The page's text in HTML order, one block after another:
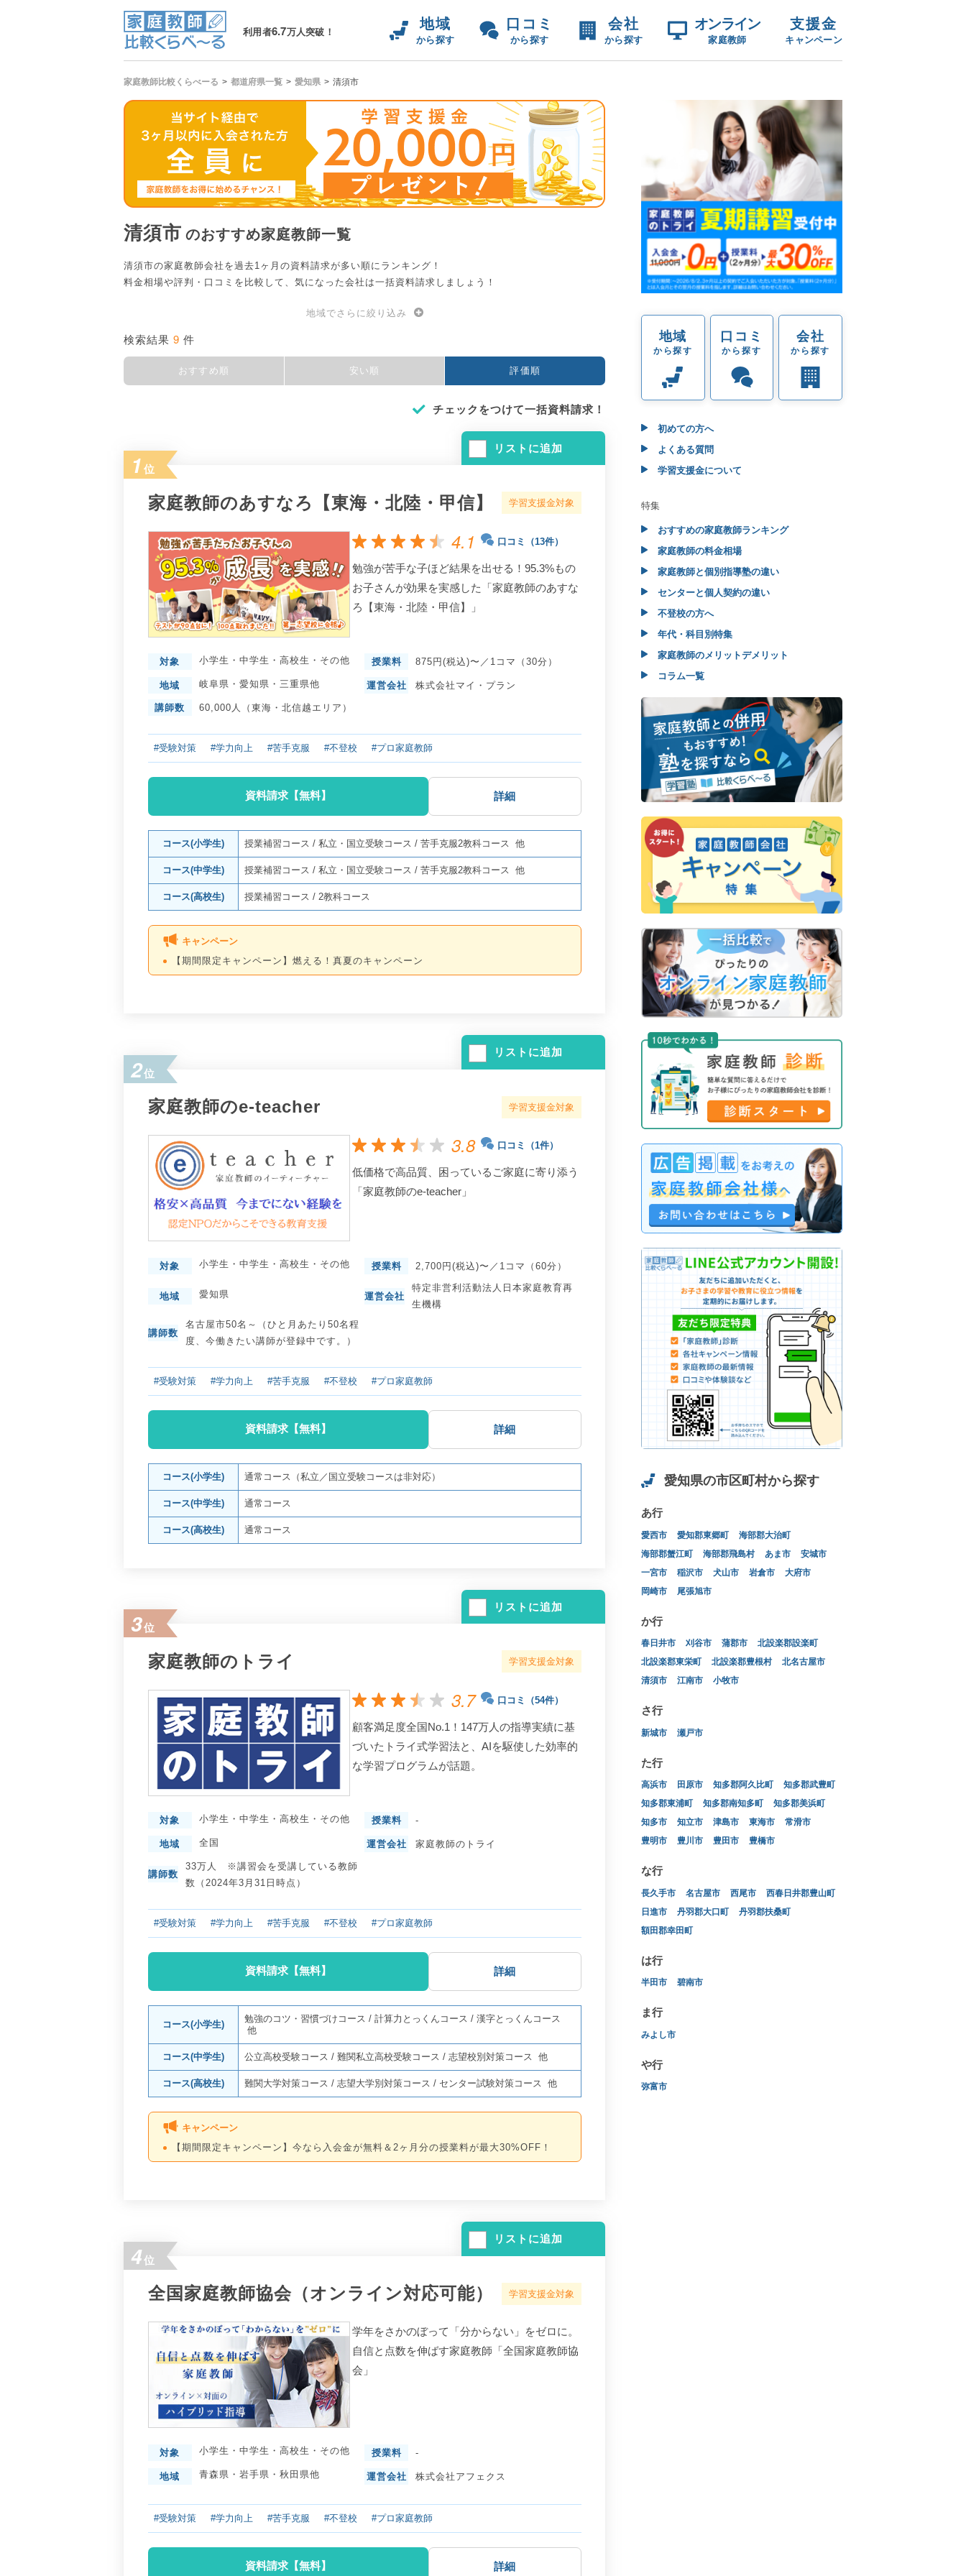
利用者6.7万人突破！
地域
から探す
口コミ
から探す
会社
から探す
オンライン
家庭教師
支援金
キャンペーン
家庭教師比較くらべーる 都道府県一覧 愛知県 清須市
清須市 のおすすめ家庭教師一覧
清須市の家庭教師会社を過去1ヶ月の資料請求が多い順にランキング！
料金相場や評判・口コミを比較して、気になった会社は一括資料請求しましょう！
地域でさらに絞り込み
検索結果 9 件
おすすめ順 安い順 評価順
チェックをつけて一括資料請求！
リストに追加
1 位
家庭教師のあすなろ【東海・北陸・甲信】 学習支援金対象
4.1 口コミ（13件）
勉強が苦手な子ほど結果を出せる！95.3%もの
お子さんが効果を実感した「家庭教師のあすな
ろ【東海・北陸・甲信】」
対象 小学生 ・ 中学生 ・ 高校生 ・ その他 授業料 875円(税込)〜／1コマ（30分）
地域 岐阜県 ・ 愛知県 ・ 三重県他 運営会社 株式会社マイ・プラン
講師数 60,000人（東海・北信越エリア）
#受験対策 #学力向上 #苦手克服 #不登校 #プロ家庭教師
資料請求【無料】 詳細
コース(小学生) 授業補習コース /私立・国立受験コース /苦手克服2教科コース 他
コース(中学生) 授業補習コース /私立・国立受験コース /苦手克服2教科コース 他
コース(高校生) 授業補習コース /2教科コース
キャンペーン
【期間限定キャンペーン】燃える！真夏のキャンペーン
リストに追加
2位
家庭教師のe-teacher 学習支援金対象
3.8 口コミ（1件）
低価格で高品質、困っているご家庭に寄り添う
「家庭教師のe-teacher」
対象 小学生 ・ 中学生 ・ 高校生 ・ その他 授業料 2,700円(税込)〜／1コマ（60分）
地域 愛知県 運営会社
特定非営利活動法人日本家庭教育再
生機構
講師数
名古屋市50名～（ひと月あたり50名程
度、今働きたい講師が登録中です。）
#受験対策 #学力向上 #苦手克服 #不登校 #プロ家庭教師
資料請求【無料】 詳細
コース(小学生) 通常コース（私立／国立受験コースは非対応）
コース(中学生) 通常コース
コース(高校生) 通常コース
リストに追加
3位
家庭教師のトライ 学習支援金対象
3.7 口コミ（54件）
顧客満足度全国No.1！147万人の指導実績に基
づいたトライ式学習法と、AIを駆使した効率的
な学習プログラムが話題。
対象 小学生 ・ 中学生 ・ 高校生 ・ その他 授業料 -
地域 全国 運営会社 家庭教師のトライ
講師数
33万人 ※講習会を受講している教師
数（2024年3月31日時点）
#受験対策 #学力向上 #苦手克服 #不登校 #プロ家庭教師
資料請求【無料】 詳細
コース(小学生)
勉強のコツ・習慣づけコース /計算力とっくんコース /漢字とっくんコース
他
コース(中学生) 公立高校受験コース /難関私立高校受験コース /志望校別対策コース 他
コース(高校生) 難関大学対策コース /志望大学別対策コース /センター試験対策コース 他
キャンペーン
【期間限定キャンペーン】今なら入会金が無料＆2ヶ月分の授業料が最大30%OFF！
リストに追加
4位
全国家庭教師協会（オンライン対応可能） 学習支援金対象
学年をさかのぼって「分からない」をゼロに。
自信と点数を伸ばす家庭教師「全国家庭教師協
会」
対象 小学生 ・ 中学生 ・ 高校生 ・ その他 授業料 -
地域 青森県 ・ 岩手県 ・ 秋田県他 運営会社 株式会社アフェクス
#受験対策 #学力向上 #苦手克服 #不登校 #プロ家庭教師
資料請求【無料】 詳細
地域
から探す
口コミ
から探す
会社
から探す
初めての方へ
よくある質問
学習支援金について
特集
おすすめの家庭教師ランキング
家庭教師の料金相場
家庭教師と個別指導塾の違い
センターと個人契約の違い
不登校の方へ
年代・科目別特集
家庭教師のメリットデメリット
コラム一覧
愛知県の市区町村から探す
あ行
愛西市 愛知郡東郷町
海部郡大治町
海部郡蟹江町
海部郡飛島村 あま市
安城市
一宮市
稲沢市 犬山市 岩倉市
大府市
岡崎市
尾張旭市
か行
春日井市 刈谷市 蒲郡市
北設楽郡設楽町
北設楽郡東栄町
北設楽郡豊根村
北名古屋市
清須市
江南市 小牧市
さ行
新城市 瀬戸市
た行
高浜市 田原市 知多郡阿久比町
知多郡武豊町
知多郡東浦町
知多郡南知多町
知多郡美浜町
知多市
知立市 津島市 東海市
常滑市
豊明市
豊川市 豊田市 豊橋市
な行
長久手市 名古屋市 西尾市
西春日井郡豊山町
日進市
丹羽郡大口町
丹羽郡扶桑町
額田郡幸田町
は行
半田市 碧南市
ま行
みよし市
や行
弥富市